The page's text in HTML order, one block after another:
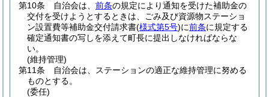
第10条
自治会は、 前条の規定により通知を受けた補助金の
交付を受けようとするときは、ごみ及び資源物ステーショ
ン設置費等補助金交付請求書(様式第5号)に前条に規定する
確定通知書の写しを添えて町長に提出しなければならな
い。
(維持管理)
第11条
自治会は、ステーションの適正な維持管理に努める
ものとする。
(委任)